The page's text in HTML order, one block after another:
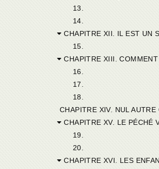
13.
14.
CHAPITRE XII. IL EST UN SEUL PÉCHÉ QUI EST
15.
CHAPITRE XIII. COMMENT NOUS VIENT PAR UN SEUL LA MORT,
16.
17.
18.
CHAPITRE XV. LE PÉCHÉ VIENT PAR LA PROPAGATION, COMME LA JUSTICE PAR LA RÉGÉNÉRATION. COMMENT TOUS SONT PÉCHEURS PAR
19.
20.
CHAPITRE XVI. LES ENFANTS NON BAPTISÉS SUBISSENT CERTAINEMENT LA DAMNATION LA PLUS DOUCE DE TOUTES ; CEPENDANT, EN PUNITION DU PÉCHÉ D'ADAM,